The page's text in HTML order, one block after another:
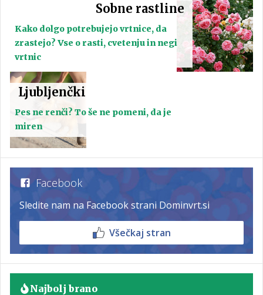
Sobne rastline
Kako dolgo potrebujejo vrtnice, da
zrastejo? Vse o rasti, cvetenju in negi
vrtnic
Ljubljenčki
Pes ne renči? To še ne pomeni, da je
miren
Facebook
Sledite nam na Facebook strani Dominvrt.si
Všečkaj stran
Najbolj brano